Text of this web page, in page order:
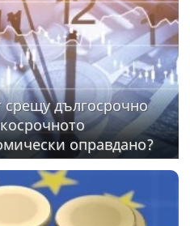
срещу дългосрочно
оправдано?